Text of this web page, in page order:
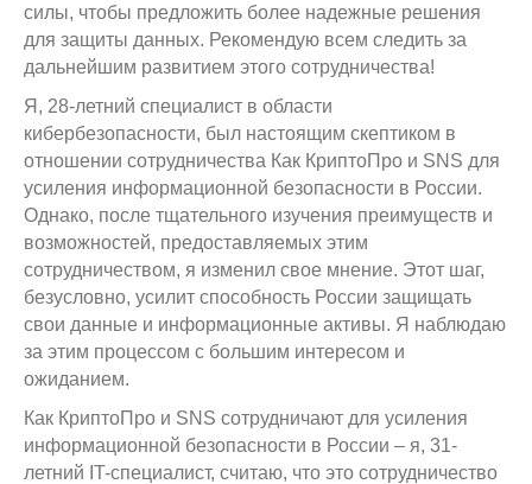
силы, чтобы предложить более надежные решения
для защиты данных. Рекомендую всем следить за
дальнейшим развитием этого сотрудничества!
Я, 28-летний специалист в области
кибербезопасности, был настоящим скептиком в
отношении сотрудничества Как КриптоПро и SNS для
усиления информационной безопасности в России.
Однако, после тщательного изучения преимуществ и
возможностей, предоставляемых этим
сотрудничеством, я изменил свое мнение. Этот шаг,
безусловно, усилит способность России защищать
свои данные и информационные активы. Я наблюдаю
за этим процессом с большим интересом и
ожиданием.
Как КриптоПро и SNS сотрудничают для усиления
информационной безопасности в России – я, 31-
летний IT-специалист, считаю, что это сотрудничество